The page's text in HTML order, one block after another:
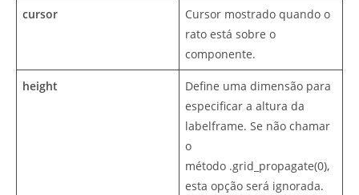
cursor
Cursor mostrado quando o
rato está sobre o
componente.
height
Define uma dimensão para
especificar a altura da
labelframe. Se não chamar
o
método .grid_propagate(0),
esta opção será ignorada.